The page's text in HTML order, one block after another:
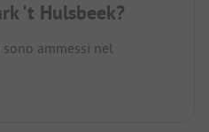
't Hulsbeek?
ammessi nel